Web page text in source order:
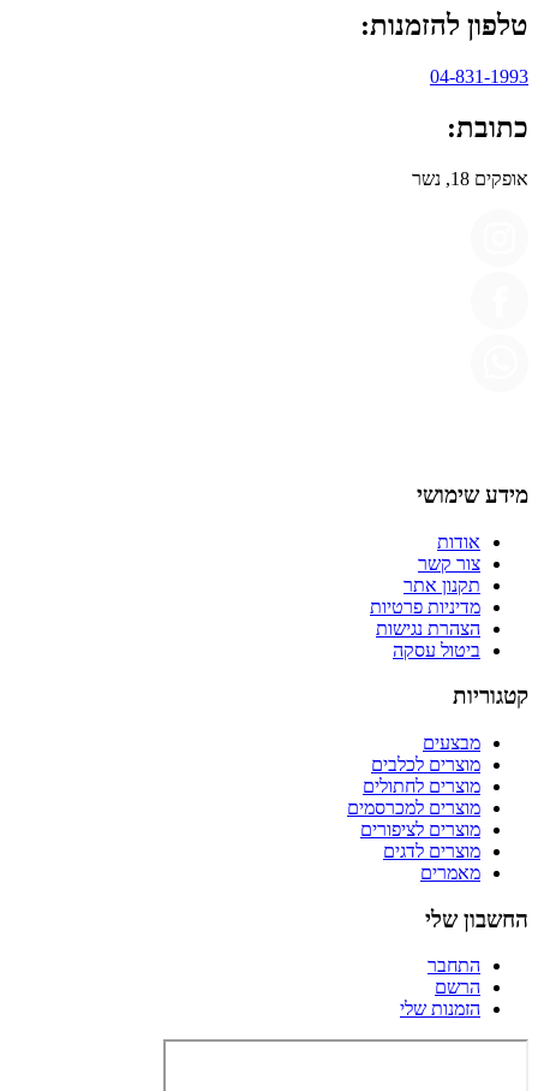
טלפון להזמנות:
04-831-1993
כתובת:
אופקים 18, נשר
מידע שימושי
אודות
צור קשר
תקנון אתר
מדיניות פרטיות
הצהרת נגישות
ביטול עסקה
קטגוריות
מבצעים
מוצרים לכלבים
מוצרים לחתולים
מוצרים למכרסמים
מוצרים לציפורים
מוצרים לדגים
מאמרים
החשבון שלי
התחבר
הרשם
הזמנות שלי